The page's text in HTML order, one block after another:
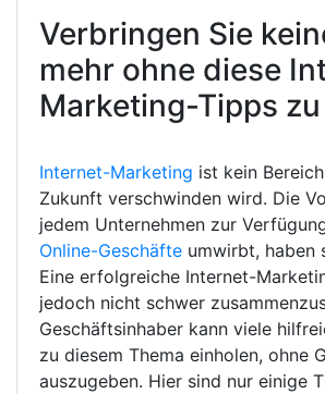
Verbringen Sie
mehr ohne diese
Marketing-Tipps
Internet-Marketing ist kein
Zukunft verschwinden wird. Die
jedem Unternehmen zur
Online-Geschäfte umwirbt, haben
Eine erfolgreiche Internet-
jedoch nicht schwer
Geschäftsinhaber kann viele
zu diesem Thema einholen, ohne
auszugeben. Hier sind nur einige